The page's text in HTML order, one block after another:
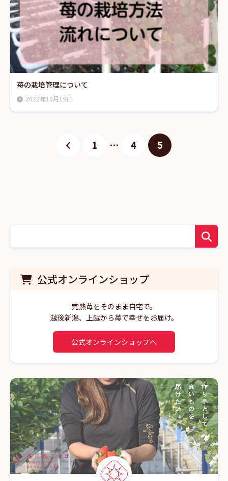
苺の栽培管理について
2022年10月15日
1 … 4 5
公式オンラインショップ
完熟苺をそのまま自宅で。
越後新潟、上越から苺で幸せをお届け。
公式オンラインショップへ